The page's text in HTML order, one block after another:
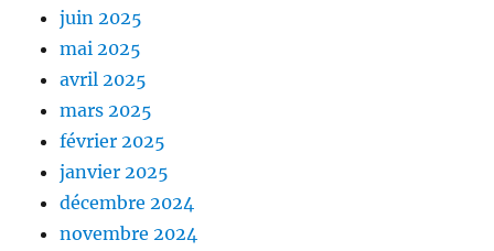
juin 2025
mai 2025
avril 2025
mars 2025
février 2025
janvier 2025
décembre 2024
novembre 2024